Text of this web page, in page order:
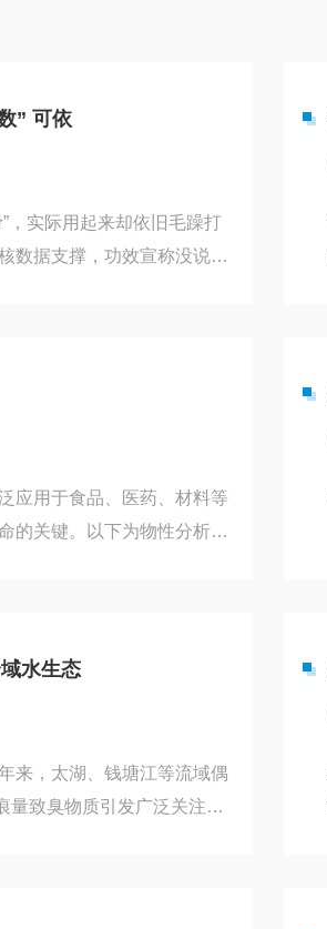
” 可依
，实际用起来却依旧毛躁打
数据支撑，功效宣称没说服
直接决定护发产品的核心体
应用于食品、医药、材料等
的关键。以下为物性分析仪
或测量不同批次前，均重新
水生态
来，太湖、钱塘江等流域偶
量致臭物质引发广泛关注；